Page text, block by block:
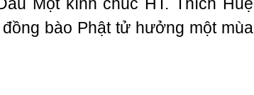
bào Phật tử hưởng một mùa